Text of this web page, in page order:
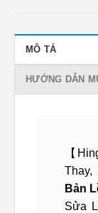
MÔ TẢ
HƯỚNG DẪN
【
Bản
Sửa